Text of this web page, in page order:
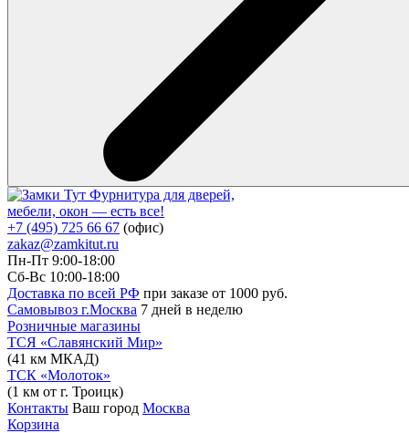
Фурнитура для дверей,
мебели, окон — есть все!
+7 (495) 725 66 67 (офис)
zakaz@zamkitut.ru
Пн-Пт 9:00-18:00
Сб-Вс 10:00-18:00
Доставка по всей РФ при заказе от 1000 руб.
Самовывоз г.Москва 7 дней в неделю
Розничные магазины
ТСЯ «Славянский Мир»
(41 км МКАД)
ТСК «Молоток»
(1 км от г. Троицк)
Контакты Ваш город Москва
Корзина